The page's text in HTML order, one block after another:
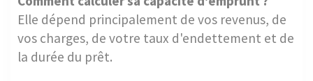
Elle dépend principalement de vos revenus, de
vos charges, de votre taux d'endettement et de
la durée du prêt.